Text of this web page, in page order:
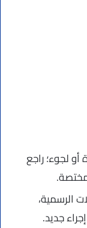
لجوء؛ راجع
الرسمية،
جديد.